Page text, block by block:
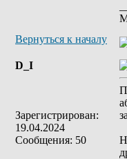
Вернуться к началу
D_I
Зарегистрирован:
19.04.2024
Сообщения: 50